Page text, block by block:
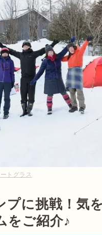
トグラス
プに挑戦！気
をご紹介♪